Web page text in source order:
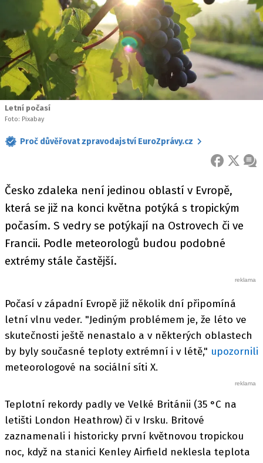
Letní počasí
Foto: Pixabay
Proč důvěřovat zpravodajství EuroZprávy.cz
FACEBOOK
X
Česko zdaleka není jedinou oblastí v Evropě,
která se již na konci května potýká s tropickým
počasím. S vedry se potýkají na Ostrovech či ve
Francii. Podle meteorologů budou podobné
extrémy stále častější.
Počasí v západní Evropě již několik dní připomíná
letní vlnu veder. "Jediným problémem je, že léto ve
skutečnosti ještě nenastalo a v některých oblastech
by byly současné teploty extrémní i v létě," upozornili
meteorologové na sociální síti X.
Teplotní rekordy padly ve Velké Británii (35 °C na
letišti London Heathrow) či v Irsku. Britové
zaznamenali i historicky první květnovou tropickou
noc, když na stanici Kenley Airfield neklesla teplota